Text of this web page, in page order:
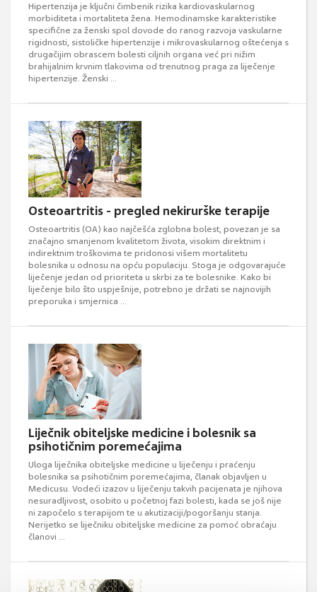
Hipertenzija je ključni čimbenik rizika kardiovaskularnog
morbiditeta i mortaliteta žena. Hemodinamske karakteristike
specifične za ženski spol dovode do ranog razvoja vaskularne
rigidnosti, sistoličke hipertenzije i mikrovaskularnog oštećenja s
drugačijim obrascem bolesti ciljnih organa već pri nižim
brahijalnim krvnim tlakovima od trenutnog praga za liječenje
hipertenzije. Ženski ...
Osteoartritis - pregled nekirurške terapije
Osteoartritis (OA) kao najčešća zglobna bolest, povezan je sa
značajno smanjenom kvalitetom života, visokim direktnim i
indirektnim troškovima te pridonosi višem mortalitetu
bolesnika u odnosu na opću populaciju. Stoga je odgovarajuće
liječenje jedan od prioriteta u skrbi za te bolesnike. Kako bi
liječenje bilo što uspješnije, potrebno je držati se najnovijih
preporuka i smjernica ...
Liječnik obiteljske medicine i bolesnik sa
psihotičnim poremećajima
Uloga liječnika obiteljske medicine u liječenju i praćenju
bolesnika sa psihotičnim poremećajima, članak objavljen u
Medicusu. Vodeći izazov u liječenju takvih pacijenata je njihova
nesuradljivost, osobito u početnoj fazi bolesti, kada se još nije
ni započelo s terapijom te u akutizaciji/pogoršanju stanja.
Nerijetko se liječniku obiteljske medicine za pomoć obraćaju
članovi ...